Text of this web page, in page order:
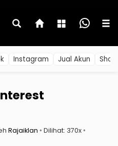
Instagram Jual Akun
Rajaiklan ◦ Dilihat: 370x ◦